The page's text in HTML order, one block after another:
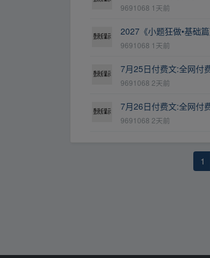
9691068 1天前
2027《小题狂做•基础
9691068 1天前
7月25日付费文:全网付
9691068 2天前
7月26日付费文:全网付
9691068 2天前
1